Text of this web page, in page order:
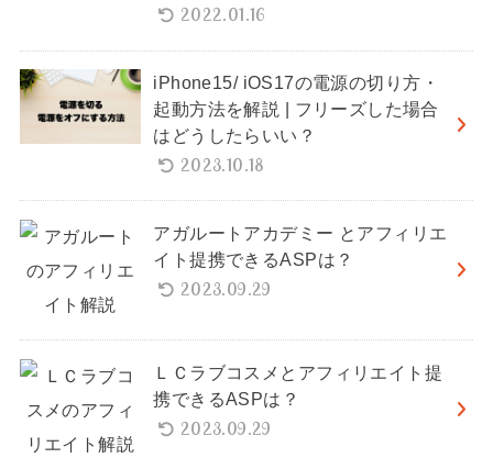
2022.01.16
iPhone15/ iOS17の電源の切り方・
起動方法を解説 | フリーズした場合
はどうしたらいい？
2023.10.18
アガルートアカデミー とアフィリエ
イト提携できるASPは？
2023.09.29
ＬＣラブコスメとアフィリエイト提
携できるASPは？
2023.09.29